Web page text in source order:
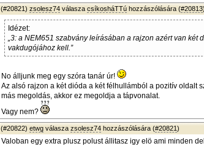
(#20821) zsolesz74 válasza csíkosháTTú hozzászólására (#20813)
Idézet:
„3: a NEM651 szabvány leírásában a rajzon azért van két
vakdugójához kell.”
No álljunk meg egy szóra tanár úr!
Az alsó rajzon a két dióda a két félhullámból a pozitív oldalt
más megoldás, akkor ez megoldja a tápvonalat.
Vagy nem?
(#20822) etwg válasza zsolesz74 hozzászólására (#20821)
Valoban egy extra plusz polust állitasz igy elö ami minden